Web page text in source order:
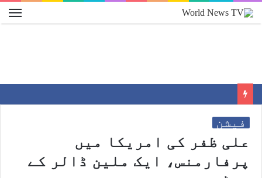
فیشن
علی ظفر کی امریکا میں
پرفارمنس، ایک ملین ڈالر کے